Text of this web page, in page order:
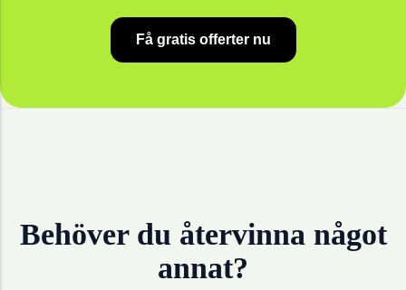
Få gratis offerter nu
Behöver du återvinna något
annat?